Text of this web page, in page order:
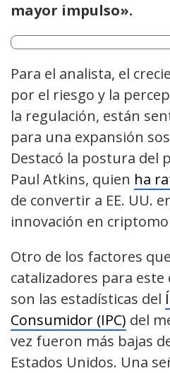
mayor impulso».
Para el analista, el
por el riesgo y la
la regulación, están
para una expansión
Destacó la postura del
Paul Atkins, quien ha
de convertir a EE. UU.
innovación en
Otro de los factores
catalizadores para
son las estadísticas del
Consumidor (IPC) del
vez fueron más bajas
Estados Unidos. Una